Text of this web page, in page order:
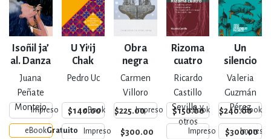
Isoñil ja’
al. Danza
de la
lluvia
Juana
Peñate
Montejo
Impreso $140.00
eBookGratuito
U Yi’ij
Chak
Ixi’im.
rojo
Pedro Uc
eBook $225.00
Impreso $300.00
Obra
negra
Carmen
Villoro
Impreso $150.00
Rizoma
cuatro
Ricardo
Castillo
Sevilla y
otros
eBook $240.00
Impreso $300.00
Un
silencio
tan
blanco
Valeria
Guzmán
PérezeBook
Impreso